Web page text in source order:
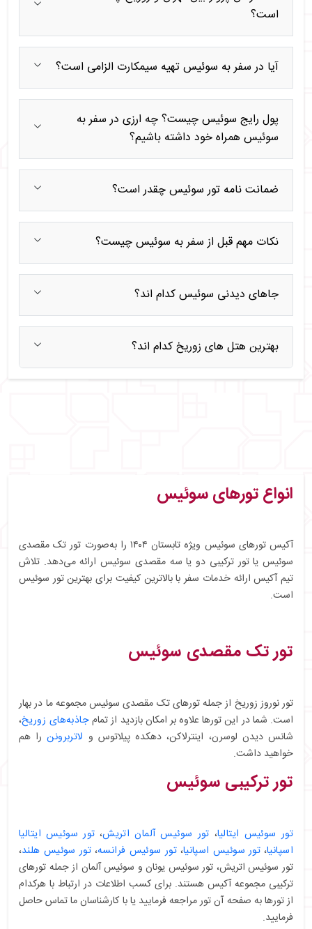
است؟
آیا در سفر به سوئیس تهیه سیمکارت الزامی است؟
پول رایج سوئیس چیست؟ چه ارزی در سفر به
سوئیس همراه خود داشته باشیم؟
ضمانت نامه تور سوئیس چقدر است؟
نکات مهم قبل از سفر به سوئیس چیست؟
جاهای دیدنی سوئیس کدام اند؟
بهترین هتل های زوریخ کدام اند؟
انواع تورهای سوئیس
آکیس تورهای سوئیس ویژه تابستان ۱۴۰۴ را به‌صورت تور تک مقصدی
سوئیس یا تور ترکیبی دو یا سه مقصدی سوئیس ارائه می‌دهد. تلاش
تیم آکیس ارائه خدمات سفر با بالاترین کیفیت برای بهترین تور سوئیس
است.
تور تک مقصدی سوئیس
تور نوروز زوریخ از جمله تورهای تک مقصدی سوئیس مجموعه ما در بهار
است. شما در این تورها علاوه بر امکان بازدید از تمامجاذبه‌های زوریخ،
شانس دیدن لوسرن، اینترلاکن، دهکده پیلاتوس و لاتربروننرا هم
خواهید داشت.
تور ترکیبی سوئیس
تور سوئیس ایتالیا، تور سوئیس آلمان اتریش، تور سوئیس ایتالیا
اسپانیا، تور سوئیس اسپانیا، تور سوئیس فرانسه، تور سوئیس هلند،
تور سوئیس اتریش، تور سوئیس یونان و سوئیس آلمان از جمله تورهای
ترکیبی مجموعه آکیس هستند. برای کسب اطلاعات در ارتباط با هرکدام
از تورها به صفحه آن تور مراجعه فرمایید یا با کارشناسان ما تماس حاصل
فرمایید.